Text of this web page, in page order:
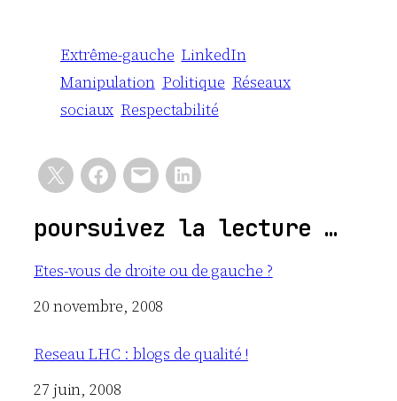
Extrême-gauche LinkedIn
Manipulation Politique Réseaux
sociaux Respectabilité
poursuivez la lecture …
Etes-vous de droite ou de gauche ?
Date
20 novembre, 2008
Reseau LHC : blogs de qualité !
Date
27 juin, 2008